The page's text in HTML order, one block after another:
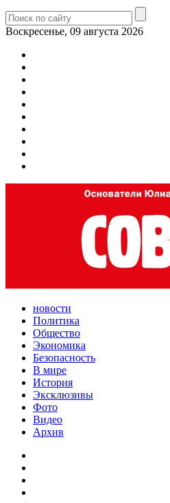
Воскресенье, 09 августа 2026
новости
Политика
Общество
Экономика
Безопасность
В мире
История
Эксклюзивы
Фото
Видео
Архив